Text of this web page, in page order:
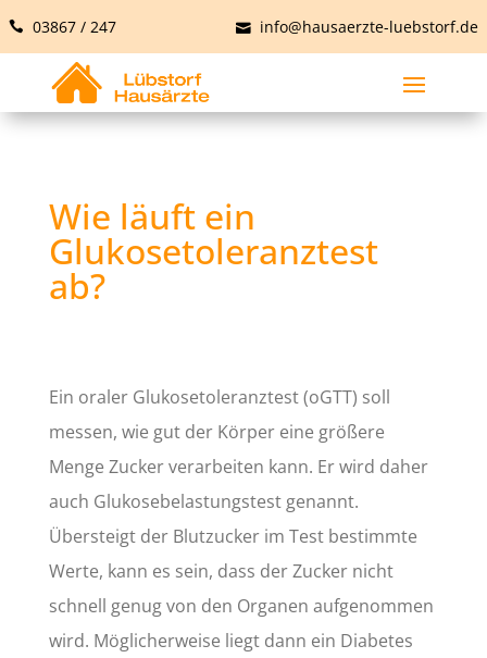
03867 / 247 info@hausaerzte-luebstorf.de
Wie läuft ein
Glukosetoleranztest
ab?
Ein oraler Glukosetoleranztest (oGTT) soll
messen, wie gut der Körper eine größere
Menge Zucker verarbeiten kann. Er wird daher
auch Glukosebelastungstest genannt.
Übersteigt der Blutzucker im Test bestimmte
Werte, kann es sein, dass der Zucker nicht
schnell genug von den Organen aufgenommen
wird. Möglicherweise liegt dann ein Diabetes